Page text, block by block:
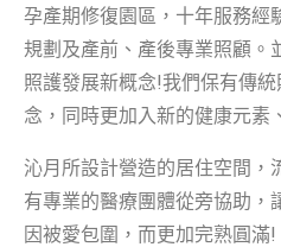
孕產期修復園區，十年服務經
規劃及產前、產後專業照顧。
照護發展新概念!我們保有傳
念，同時更加入新的健康元素
沁月所設計營造的居住空間，
有專業的醫療團體從旁協助，
因被愛包圍，而更加完熟圓滿!